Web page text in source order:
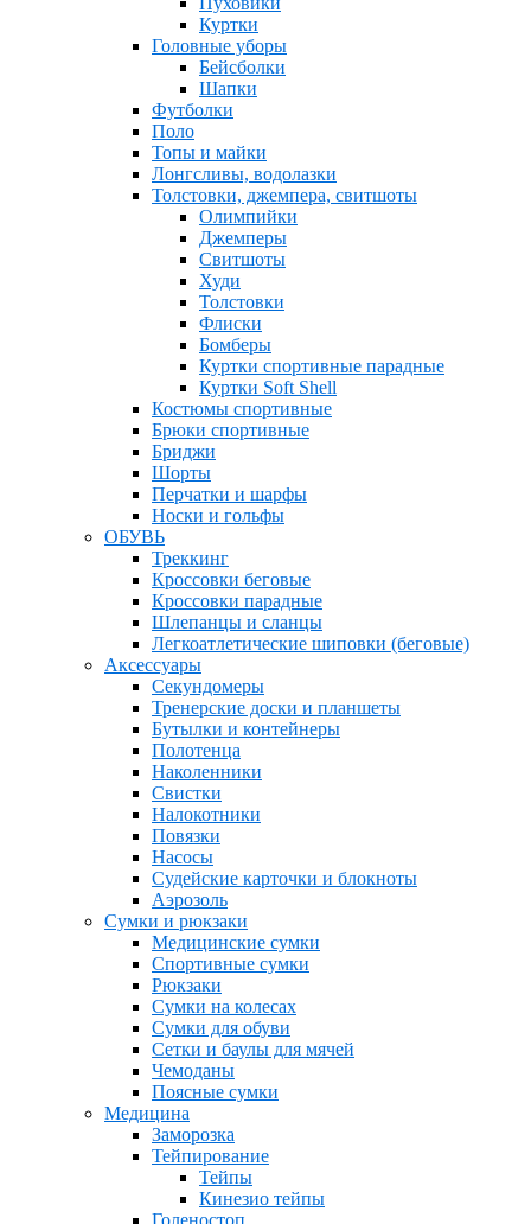
Куртки
Головные уборы
Бейсболки
Шапки
Футболки
Поло
Топы и майки
Лонгсливы, водолазки
Толстовки, джемпера, свитшоты
Олимпийки
Джемперы
Свитшоты
Худи
Толстовки
Флиски
Бомберы
Куртки спортивные парадные
Куртки Soft Shell
Костюмы спортивные
Брюки спортивные
Бриджи
Шорты
Перчатки и шарфы
Носки и гольфы
ОБУВЬ
Треккинг
Кроссовки беговые
Кроссовки парадные
Шлепанцы и сланцы
Легкоатлетические шиповки (беговые)
Аксессуары
Секундомеры
Тренерские доски и планшеты
Бутылки и контейнеры
Полотенца
Наколенники
Свистки
Налокотники
Повязки
Насосы
Судейские карточки и блокноты
Аэрозоль
Сумки и рюкзаки
Медицинские сумки
Спортивные сумки
Рюкзаки
Сумки на колесах
Сумки для обуви
Сетки и баулы для мячей
Чемоданы
Поясные сумки
Медицина
Заморозка
Тейпирование
Тейпы
Кинезио тейпы
Голеностоп